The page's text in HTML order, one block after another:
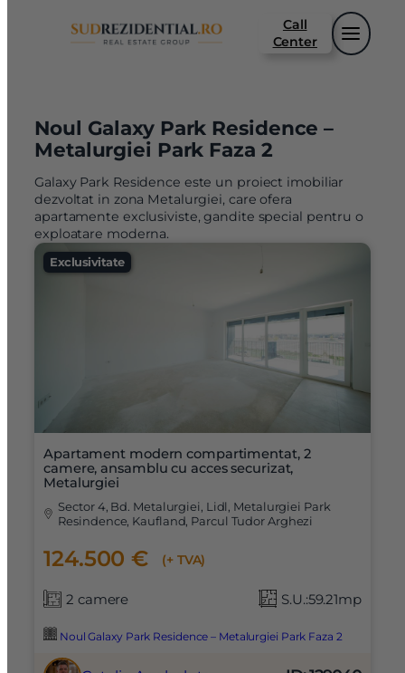
Call
Center
Noul Galaxy Park Residence –
Metalurgiei Park Faza 2
Galaxy Park Residence este un proiect imobiliar
dezvoltat in zona Metalurgiei, care ofera
apartamente exclusiviste, gandite special pentru o
exploatare moderna.
Exclusivitate
Apartament modern compartimentat, 2
camere, ansamblu cu acces securizat,
Metalurgiei
Sector 4, Bd. Metalurgiei, Lidl, Metalurgiei Park
Resindence, Kaufland, Parcul Tudor Arghezi
124.500 € (+ TVA)
2 camere S.U.:59.21mp
Noul Galaxy Park Residence – Metalurgiei Park Faza 2